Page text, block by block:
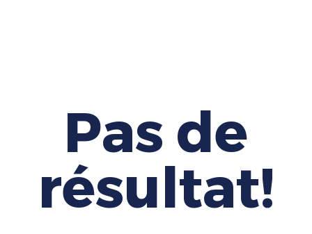
Pas de
résultat!